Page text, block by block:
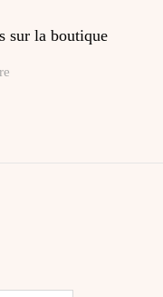
sur la boutique